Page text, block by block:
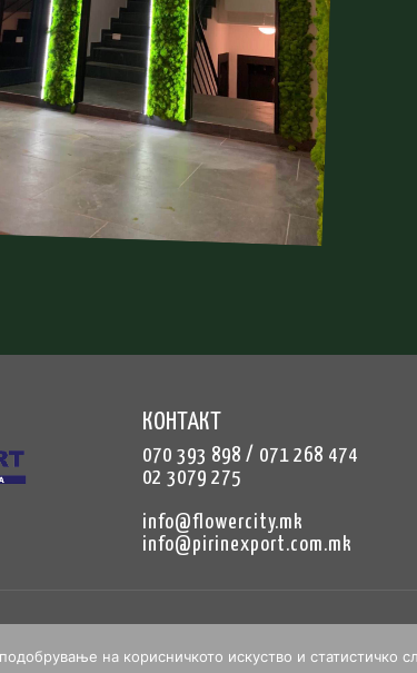
КОНТАКТ
070 393 898 / 071 268 474
02 3079 275
info@flowercity.mk
info@pirinexport.com.mk
на корисничкото искуство и статистичко